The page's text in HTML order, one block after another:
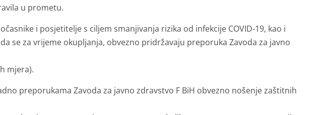
u prometu.
i posjetitelje s ciljem smanjivanja rizika od infekcije COVID-19, kao i
se za vrijeme okupljanja, obvezno pridržavaju preporuka Zavoda za javno
mjera).
preporukama Zavoda za javno zdravstvo F BiH obvezno nošenje zaštitnih